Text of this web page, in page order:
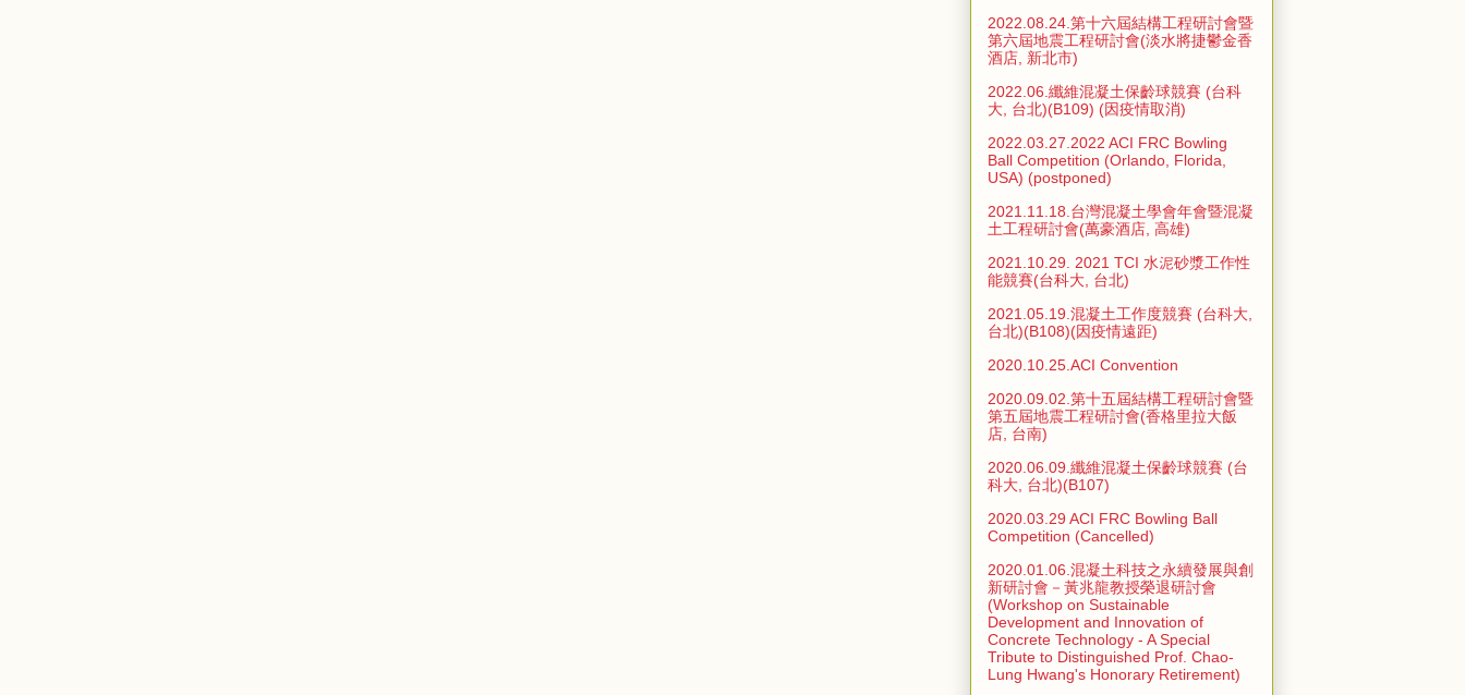
2022.08.24.第十六屆結構工程研討會暨
第六屆地震工程研討會(淡水將捷鬱金香
酒店, 新北市)
2022.06.纖維混凝土保齡球競賽 (台科
大, 台北)(B109) (因疫情取消)
2022.03.27.2022 ACI FRC Bowling
Ball Competition (Orlando, Florida,
USA) (postponed)
2021.11.18.台灣混凝土學會年會暨混凝
土工程研討會(萬豪酒店, 高雄)
2021.10.29. 2021 TCI 水泥砂漿工作性
能競賽(台科大, 台北)
2021.05.19.混凝土工作度競賽 (台科大,
台北)(B108)(因疫情遠距)
2020.10.25.ACI Convention
2020.09.02.第十五屆結構工程研討會暨
第五屆地震工程研討會(香格里拉大飯
店, 台南)
2020.06.09.纖維混凝土保齡球競賽 (台
科大, 台北)(B107)
2020.03.29 ACI FRC Bowling Ball
Competition (Cancelled)
2020.01.06.混凝土科技之永續發展與創
新研討會－黃兆龍教授榮退研討會
(Workshop on Sustainable
Development and Innovation of
Concrete Technology - A Special
Tribute to Distinguished Prof. Chao-
Lung Hwang's Honorary Retirement)